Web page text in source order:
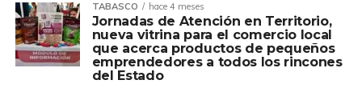
TABASCO hace 4 meses
Jornadas de Atención en Territorio,
nueva vitrina para el comercio local
que acerca productos de pequeños
emprendedores a todos los rincones
del Estado